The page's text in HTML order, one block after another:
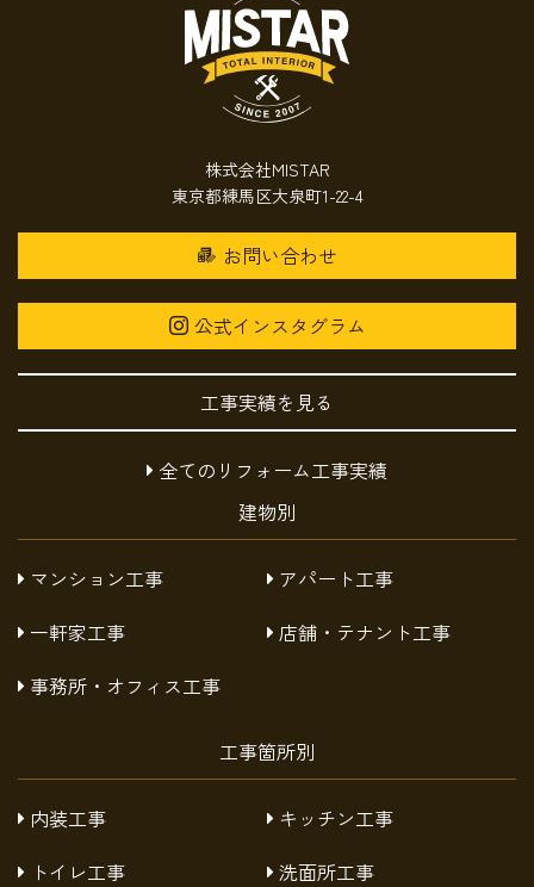
株式会社MISTAR
東京都練馬区大泉町1-22-4
お問い合わせ
公式インスタグラム
工事実績を見る
全てのリフォーム工事実績
建物別
マンション工事
アパート工事
一軒家工事
店舗・テナント工事
事務所・オフィス工事
工事箇所別
内装工事
キッチン工事
トイレ工事
洗面所工事